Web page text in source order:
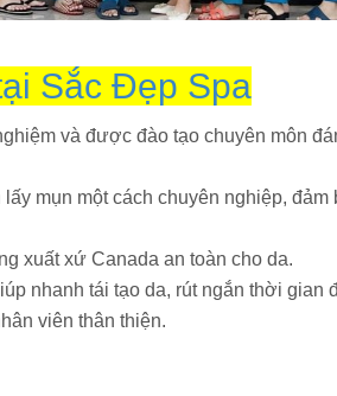
Sắc Đẹp Spa
và được đào tạo chuyên môn
mụn một cách chuyên nghiệp,
xuất xứ Canada an toàn cho da.
nhanh tái tạo da, rút ngắn thời gian
viên thân thiện.